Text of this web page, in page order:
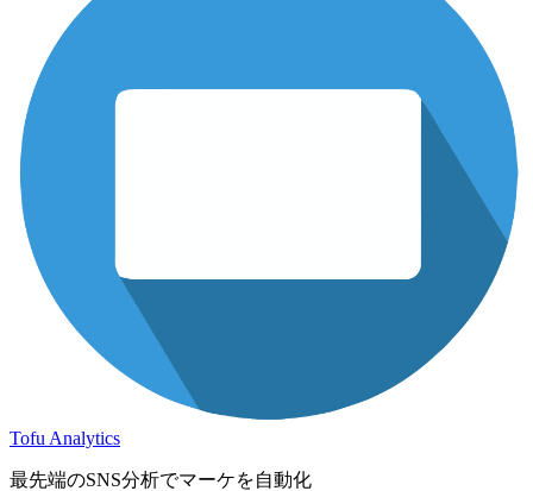
Tofu Analytics
最先端のSNS分析でマーケを自動化